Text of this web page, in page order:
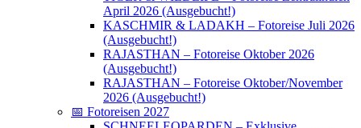
April 2026 (Ausgebucht!)
KASCHMIR & LADAKH – Fotoreise Juli 2026
(Ausgebucht!)
RAJASTHAN – Fotoreise Oktober 2026
(Ausgebucht!)
RAJASTHAN – Fotoreise Oktober/November
2026 (Ausgebucht!)
📅 Fotoreisen 2027